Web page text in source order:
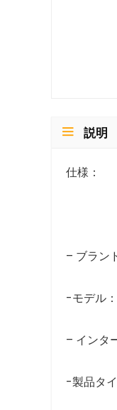
説明
仕様：
– ブラン
-モデル
– インタ
-製品タ